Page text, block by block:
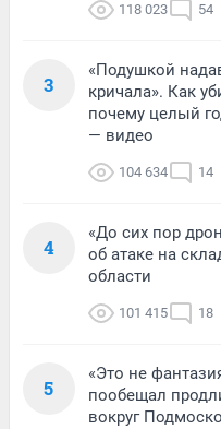
118 023 54
3
«Подушкой
кричала». Как
почему целый
— видео
104 634 14
4
«До сих пор
об атаке на
области
101 415 18
5
«Это не
пообещал
вокруг